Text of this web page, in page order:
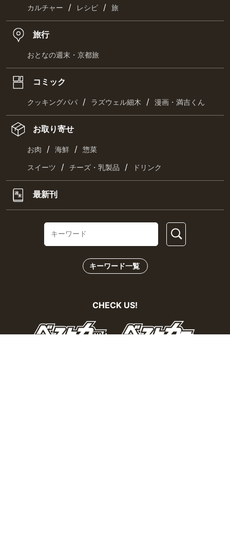
カルチャー / レシピ / 旅
旅行
おとなの週末・京都旅
コミック
クッキングパパ / ラズウェル細木 / 漫画・満吉くん
お取り寄せ
お肉 / 海鮮 / 惣菜
スイーツ / チーズ・乳製品 / ドリンク
最新刊
キーワード一覧
CHECK US!